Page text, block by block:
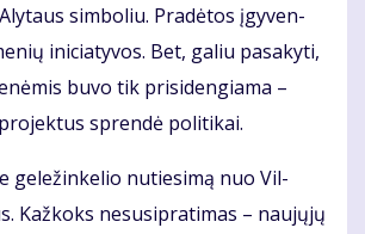
sim­bo­liu. Pra­dė­tos įgy­ven­
ini­cia­ty­vos. Bet, ga­liu pa­sa­ky­ti,
bu­vo tik pri­si­den­gia­ma –
spren­dė po­li­ti­kai.
ge­le­žin­ke­lio nu­tie­si­mą nuo Vil­
Kaž­koks nesu­si­pra­ti­mas – nau­jų­jų